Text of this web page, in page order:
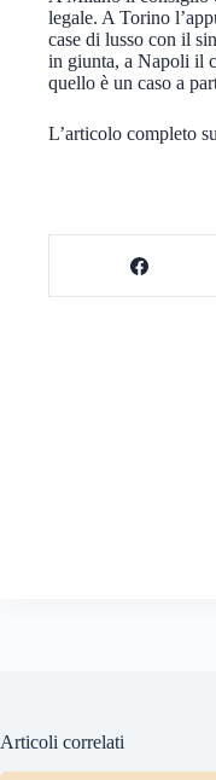
legale. A Torino
case di lusso con il
in giunta, a Napoli il
quello è un caso a
L’articolo completo su
Articoli correlati